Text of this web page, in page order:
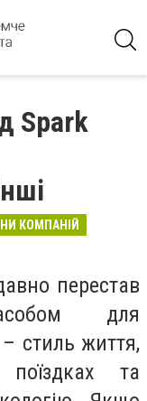
Spark
КОМПАНІЙ
перестав
для
стиль життя,
та